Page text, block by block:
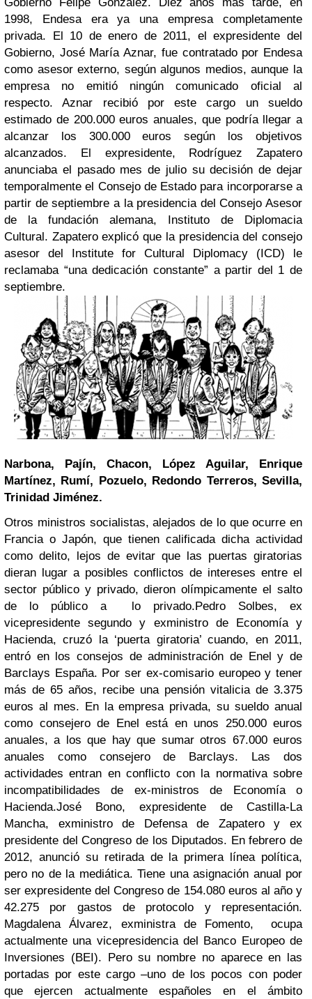
1998, Endesa era ya una empresa completamente
privada. El 10 de enero de 2011, el expresidente del
Gobierno, José María Aznar, fue contratado por Endesa
como asesor externo, según algunos medios, aunque la
empresa no emitió ningún comunicado oficial al
respecto. Aznar recibió por este cargo un sueldo
estimado de 200.000 euros anuales, que podría llegar a
alcanzar los 300.000 euros según los objetivos
alcanzados. El expresidente, Rodríguez Zapatero
anunciaba el pasado mes de julio su decisión de dejar
temporalmente el Consejo de Estado para incorporarse a
partir de septiembre a la presidencia del Consejo Asesor
de la fundación alemana, Instituto de Diplomacia
Cultural. Zapatero explicó que la presidencia del consejo
asesor del Institute for Cultural Diplomacy (ICD) le
reclamaba “una dedicación constante” a partir del 1 de
septiembre.
Narbona, Pajín, Chacon, López Aguilar, Enrique
Martínez, Rumí, Pozuelo, Redondo Terreros, Sevilla,
Trinidad Jiménez.
Otros ministros socialistas, alejados de lo que ocurre en
Francia o Japón, que tienen calificada dicha actividad
como delito, lejos de evitar que las puertas giratorias
dieran lugar a posibles conflictos de intereses entre el
sector público y privado, dieron olímpicamente el salto
de lo público a lo privado.Pedro Solbes, ex
vicepresidente segundo y exministro de Economía y
Hacienda, cruzó la ‘puerta giratoria’ cuando, en 2011,
entró en los consejos de administración de Enel y de
Barclays España. Por ser ex-comisario europeo y tener
más de 65 años, recibe una pensión vitalicia de 3.375
euros al mes. En la empresa privada, su sueldo anual
como consejero de Enel está en unos 250.000 euros
anuales, a los que hay que sumar otros 67.000 euros
anuales como consejero de Barclays. Las dos
actividades entran en conflicto con la normativa sobre
incompatibilidades de ex-ministros de Economía o
Hacienda.José Bono, expresidente de Castilla-La
Mancha, exministro de Defensa de Zapatero y ex
presidente del Congreso de los Diputados. En febrero de
2012, anunció su retirada de la primera línea política,
pero no de la mediática. Tiene una asignación anual por
ser expresidente del Congreso de 154.080 euros al año y
42.275 por gastos de protocolo y representación.
Magdalena Álvarez, exministra de Fomento, ocupa
actualmente una vicepresidencia del Banco Europeo de
Inversiones (BEI). Pero su nombre no aparece en las
portadas por este cargo –uno de los pocos con poder
que ejercen actualmente españoles en el ámbito